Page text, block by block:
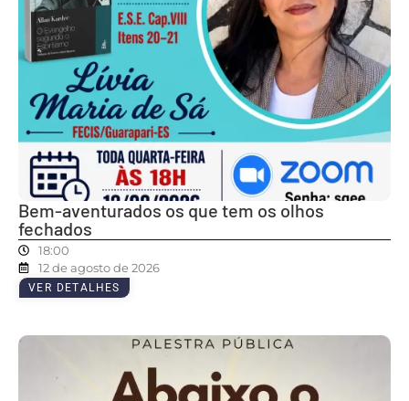
Bem-aventurados os que tem os olhos
fechados
18:00
12 de agosto de 2026
VER DETALHES